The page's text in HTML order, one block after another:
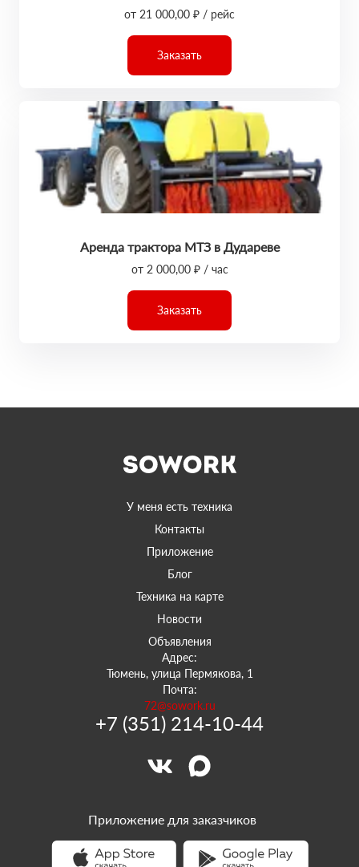
от 21 000,00 ₽ / рейс
Заказать
Аренда трактора МТЗ в Дудареве
от 2 000,00 ₽ / час
Заказать
У меня есть техника
Контакты
Приложение
Блог
Техника на карте
Новости
Объявления
Адрес:
Тюмень, улица Пермякова, 1
Почта:
72@sowork.ru
+7 (351) 214-10-44
Приложение для заказчиков